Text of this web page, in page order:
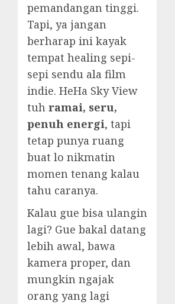
pemandangan tinggi.
Tapi, ya jangan
berharap ini kayak
tempat healing sepi-
sepi sendu ala film
indie. HeHa Sky View
tuh ramai, seru,
penuh energi, tapi
tetap punya ruang
buat lo nikmatin
momen tenang kalau
tahu caranya.
Kalau gue bisa ulangin
lagi? Gue bakal datang
lebih awal, bawa
kamera proper, dan
mungkin ngajak
orang yang lagi